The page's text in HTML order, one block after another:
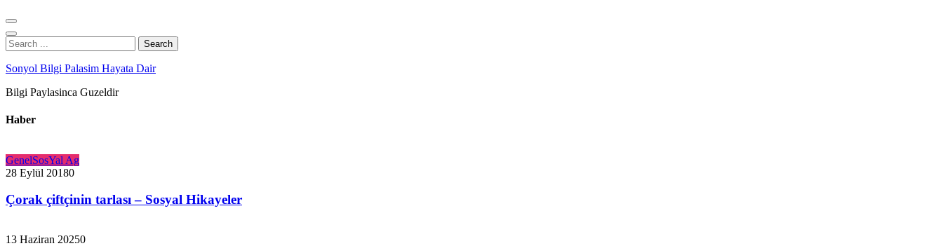
Search
for:
Sonyol Bilgi Palasim Hayata Dair
Bilgi Paylasinca Guzeldir
Haber
GenelSosYal Ag
28 Eylül 20180
Çorak çiftçinin tarlası – Sosyal Hikayeler
13 Haziran 20250